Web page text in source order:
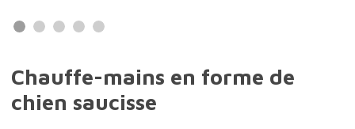
Chauffe-mains en forme de
chien saucisse